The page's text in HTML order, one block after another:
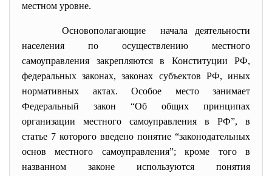
местном уровне.
Основополагающие начала деятельности
населения по осуществлению местного
самоуправления закрепляются в Конституции РФ,
федеральных законах, законах субъектов РФ, иных
нормативных актах. Особое место занимает
Федеральный закон “Об общих принципах
организации местного самоуправления в РФ”, в
статье 7 которого введено понятие “законодательных
основ местного самоуправления”; кроме того в
названном законе используются понятия